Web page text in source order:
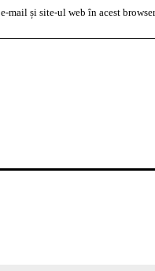
mail și site-ul web în acest